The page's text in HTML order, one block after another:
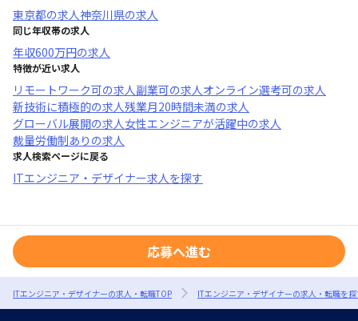
東京都の求人神奈川県の求人
同じ年収帯の求人
年収600万円の求人
特徴が近い求人
リモートワーク可の求人副業可の求人オンライン選考可の求人
新技術に積極的の求人残業月20時間未満の求人
グローバル展開の求人女性エンジニアが活躍中の求人
裁量労働制あり の求人
求人検索ページに戻る
ITエンジニア・デザイナー求人を探す
応募へ進む
ITエンジニア・デザイナーの求人・転職TOP ITエンジニア・デザイナーの求人・転職を